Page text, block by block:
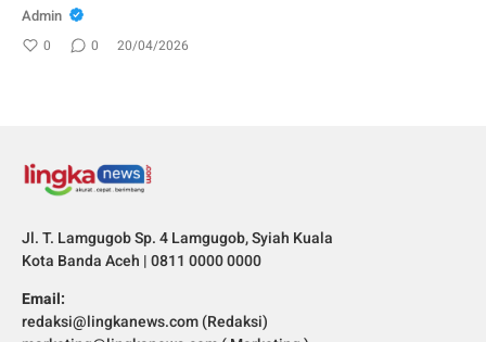
Admin
0 0 20/04/2026
Jl. T. Lamgugob Sp. 4 Lamgugob, Syiah Kuala
Kota Banda Aceh | 0811 0000 0000
Email:
redaksi@lingkanews.com (Redaksi)